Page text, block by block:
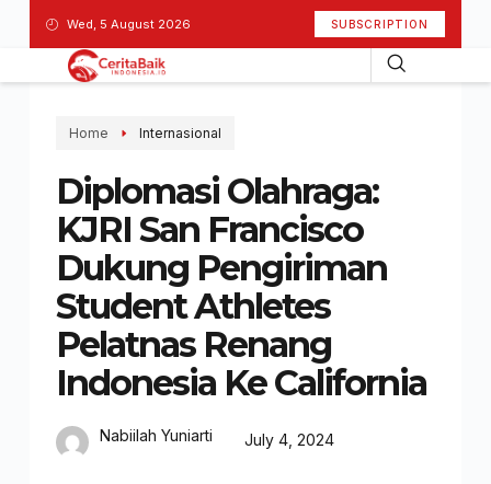
Wed, 5 August 2026 SUBSCRIPTION
Home Internasional
Diplomasi Olahraga:
KJRI San Francisco
Dukung Pengiriman
Student Athletes
Pelatnas Renang
Indonesia Ke California
Nabiilah Yuniarti July 4, 2024